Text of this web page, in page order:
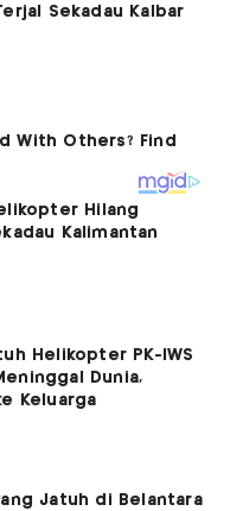
Sekadau Kalbar
Hilang
Kalimantan
Helikopter PK-IWS
Dunia,
Keluarga
Jatuh di Belantara